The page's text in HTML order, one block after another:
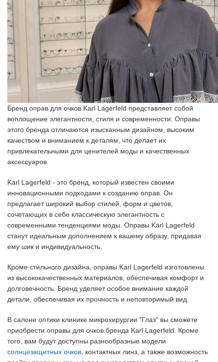
Бренд оправ для очков Karl Lagerfeld представляет собой
воплощение элегантности, стиля и современности. Оправы
этого бренда отличаются изысканным дизайном, высоким
качеством и вниманием к деталям, что делает их
привлекательными для ценителей моды и качественных
аксессуаров.
Karl Lagerfeld - это бренд, который известен своими
инновационными подходами к созданию оправ. Он
предлагает широкий выбор стилей, форм и цветов,
сочетающих в себе классическую элегантность с
современными тенденциями моды. Оправы Karl Lagerfeld
станут идеальным дополнением к вашему образу, придавая
ему шик и индивидуальность.
Кроме стильного дизайна, оправы Karl Lagerfeld изготовлены
из высококачественных материалов, обеспечивая комфорт и
долговечность. Бренд уделяет особое внимание каждой
детали, обеспечивая их прочность и неповторимый вид.
В салоне оптики клинике микрохирургии "Глаз" вы сможете
приобрести оправы для очков бренда Karl Lagerfeld. Кроме
того, вам будут доступны разнообразные модели
солнцезащитных очков , контактных линз, а также возможность